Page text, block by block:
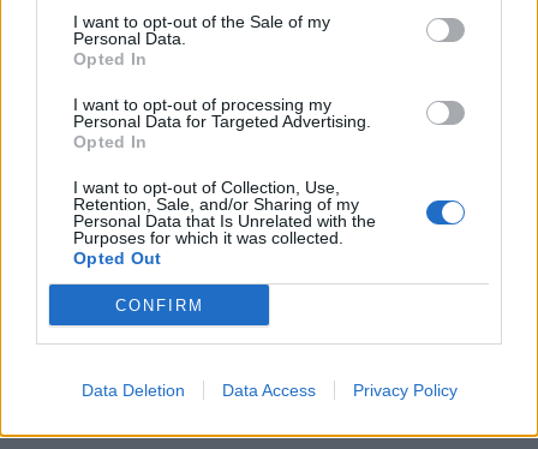
I want to opt-out of the Sale of my
Personal Data.
Opted In
I want to opt-out of processing my
Personal Data for Targeted Advertising.
Opted In
I want to opt-out of Collection, Use,
Retention, Sale, and/or Sharing of my
Personal Data that Is Unrelated with the
Purposes for which it was collected.
Opted Out
CONFIRM
Data Deletion Data Access Privacy Policy
5 de Junio del 2004
¿Tourist Trophy?
Responder
DavidBcn
Publicado
Por suerte he encontrado más info al respecto